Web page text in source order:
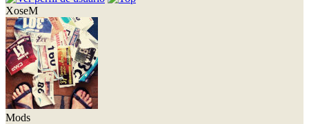
XoseM
Mods